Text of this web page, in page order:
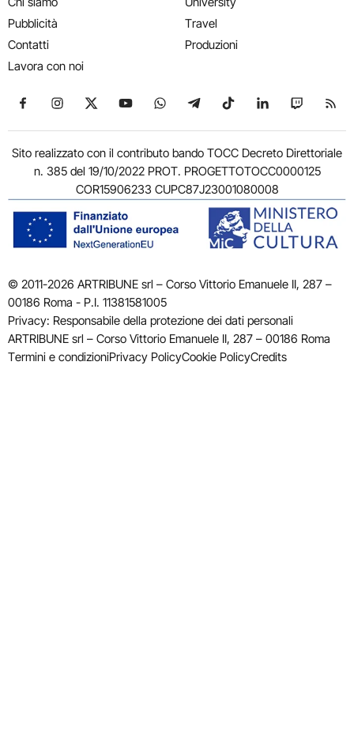
Pubblicità
Contatti
Lavora con noi
Travel
Produzioni
Seguici su Facebook
Seguici su Instagram
Seguici su X
Seguici su YouTube
Seguici su WhatsApp
Seguici su Telegram
Seguici su TikTok
Seguici su
Seguici
Sito realizzato con il contributo bando TOCC Decreto Direttoriale
n. 385 del 19/10/2022 PROT. PROGETTOTOCC0000125
COR15906233 CUPC87J23001080008
© 2011-2026 ARTRIBUNE srl – Corso Vittorio Emanuele II, 287 –
00186 Roma - P.I. 11381581005
Privacy: Responsabile della protezione dei dati personali
ARTRIBUNE srl – Corso Vittorio Emanuele II, 287 – 00186 Roma
Termini e condizioniPrivacy PolicyCookie PolicyCredits